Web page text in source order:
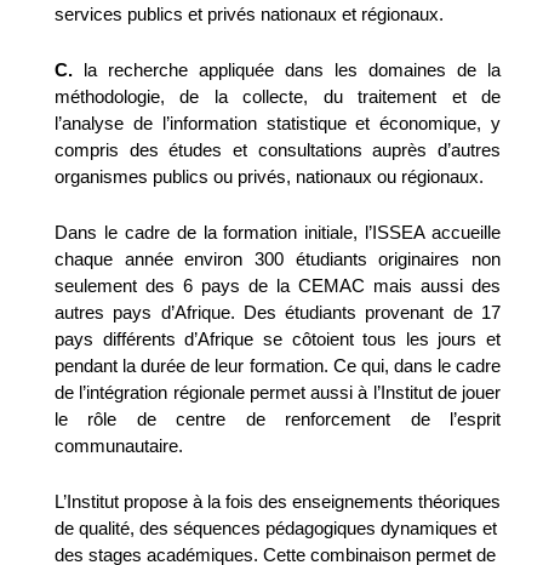
services publics et privés nationaux et régionaux.
C. la recherche appliquée dans les domaines de la
méthodologie, de la collecte, du traitement et de
l’analyse de l’information statistique et économique, y
compris des études et consultations auprès d’autres
organismes publics ou privés, nationaux ou régionaux.
Dans le cadre de la formation initiale, l’ISSEA accueille
chaque année environ 300 étudiants originaires non
seulement des 6 pays de la CEMAC mais aussi des
autres pays d’Afrique. Des étudiants provenant de 17
pays différents d’Afrique se côtoient tous les jours et
pendant la durée de leur formation. Ce qui, dans le cadre
de l’intégration régionale permet aussi à l’Institut de jouer
le rôle de centre de renforcement de l’esprit
communautaire.
L’Institut propose à la fois des enseignements théoriques
de qualité, des séquences pédagogiques dynamiques et
des stages académiques. Cette combinaison permet de